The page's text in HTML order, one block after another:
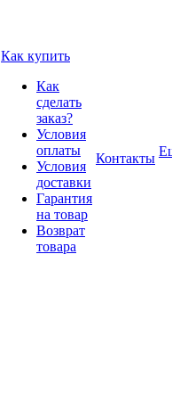
Как купить
Как
сделать
заказ?
Условия
оплаты
Условия
доставки
Гарантия
на товар
Возврат
товара
Контакты